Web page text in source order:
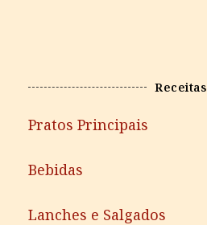
Receitas
Pratos Principais
Bebidas
Lanches e Salgados